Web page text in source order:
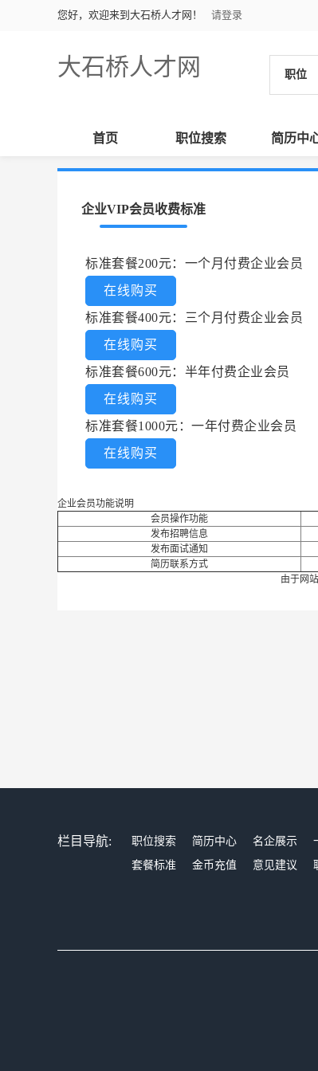
您好，欢迎来到大石桥人才网！ 请登录
大石桥人才网 职位
首页 职位搜索 简历中
企业VIP会员收费标准
标准套餐200元：一个月付费企业会员
在线购买
标准套餐400元：三个月付费企业会员
在线购买
标准套餐600元：半年付费企业会员
在线购买
标准套餐1000元：一年付费企业会员
在线购买
企业会员功能说明
会员操作功能
发布招聘信息
发布面试通知
简历联系方式
由于网
栏目导航: 职位搜索 简历中心 名企展示
套餐标准
金币充值 意见建议